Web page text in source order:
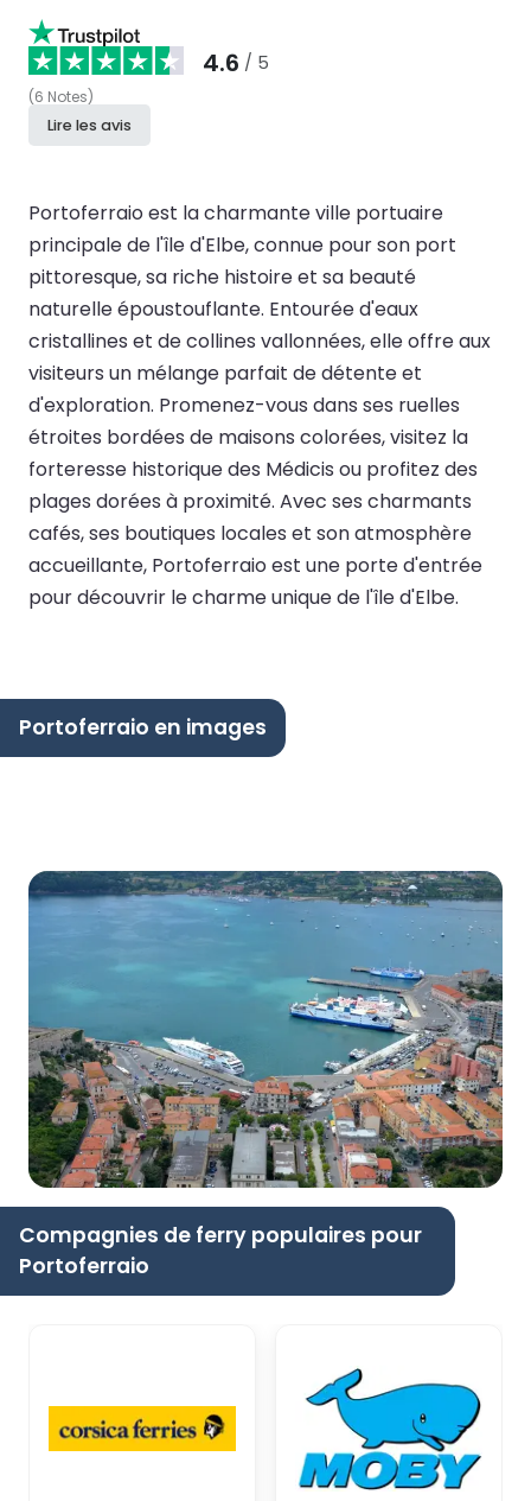
4.6 / 5
(6 Notes)
Lire les avis
Portoferraio est la charmante ville portuaire
principale de l'île d'Elbe, connue pour son port
pittoresque, sa riche histoire et sa beauté
naturelle époustouflante. Entourée d'eaux
cristallines et de collines vallonnées, elle offre aux
visiteurs un mélange parfait de détente et
d'exploration. Promenez-vous dans ses ruelles
étroites bordées de maisons colorées, visitez la
forteresse historique des Médicis ou profitez des
plages dorées à proximité. Avec ses charmants
cafés, ses boutiques locales et son atmosphère
accueillante, Portoferraio est une porte d'entrée
pour découvrir le charme unique de l'île d'Elbe.
Portoferraio en images
Compagnies de ferry populaires pour
Portoferraio